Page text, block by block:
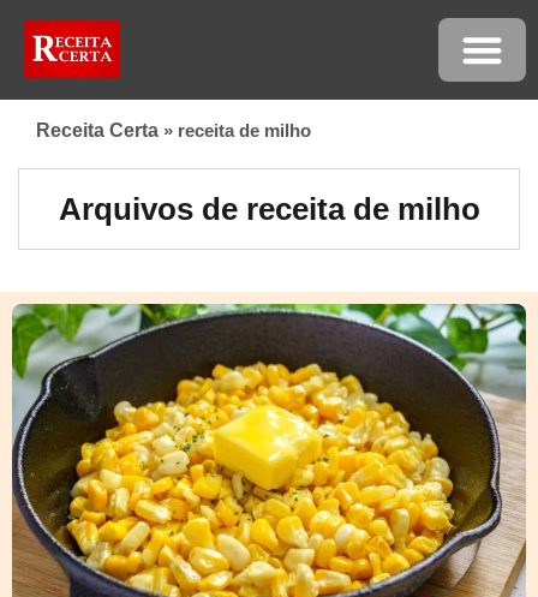
Receita Certa » receita de milho
Arquivos de receita de milho